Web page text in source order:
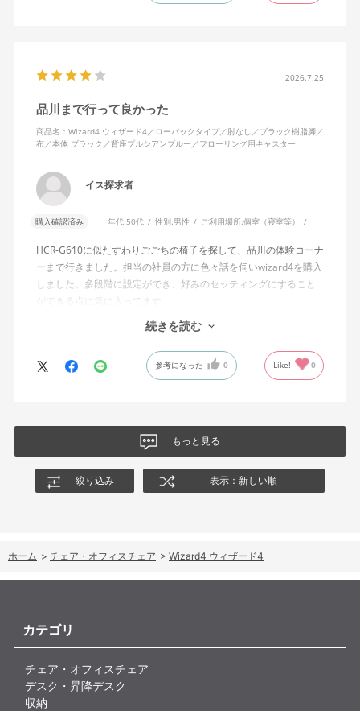
含めれば私より体重の軽い利用者は数多くいると思われるため、
あれば、ロッキング機能としてどのような使用感を想定している
のか疑問に感じています。
角度でもバランスをとりやすい反力特性に自動調整する機能」と
説明されています。しかし、この機能と、最弱設定でも背もたれ
説明を読んでも理解できませんでした。
問い合わせに対しては、「オートフィットシンクロロッキングの
反力特性を自動調整する機能が働いているため」「Wizard2とは機
構が異なるため、同じ挙動にはならない」との回答をいただきま
強度調整との関係や、最弱設定であっても大きな反力が残る理由
製品自体に不具合があるとは考えていませんが、少なくとも私の
ングの特性や体重による使用感の違いが、より分かりやすく案内
されることを期待します。
2026.7.25
品川まで行って良かった
商品名：Wizard4 ウィザード4／ローバックタイプ／肘なし／ブラック樹脂脚／
布／本体 ブラック／背座プルシアンブルー／フローリング用キャスター
イス探求者
購入確認済み 年代:50代 性別:男性 ご利用場所:個室（寝室等）
HCR-G610に似たすわりごごちの椅子を探して、品川の体験コーナ
ーまで行きました。担当の社員の方に色々話を伺いwizard4を購入
しました。多段階に設定ができ、好みのセッティングにすること
ができる点に気に入ってます。
しいて言えば、座面がもう少し硬めが好みに近かったなと思いま
す。座面の硬さまで調節出来る機能が有れば完璧だと思います。
続きを読む
参考になった 0 Like! 0
もっと見る
絞り込み 表示：新しい順
ホーム > チェア・オフィスチェア > Wizard4 ウィザード4
カテゴリ
チェア・オフィスチェア
デスク・昇降デスク
収納